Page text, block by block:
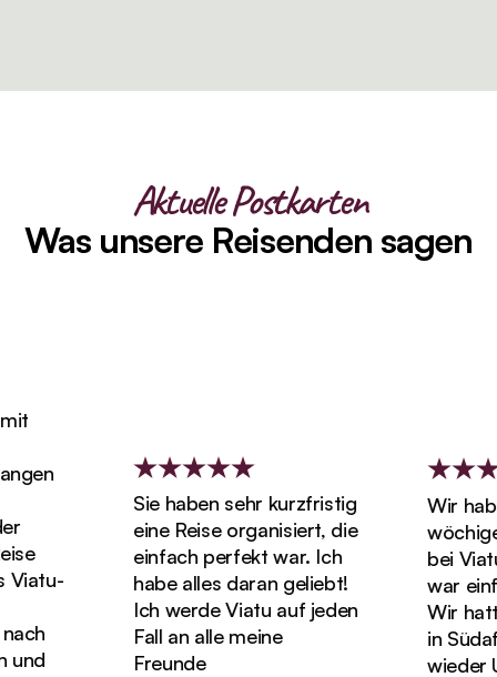
Aktuelle Postkarten
Was unsere Reisenden sagen
Sie haben sehr kurzfristig
eine Reise organisiert, die
einfach perfekt war. Ich
habe alles daran geliebt!
Ich werde Viatu auf jeden
Fall an alle meine
Freunde
Wir
bei
war
Wir
in
wieder